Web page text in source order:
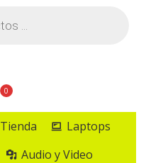
0
Tienda
Laptops
Audio y Video